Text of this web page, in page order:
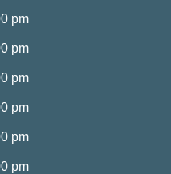
pm
pm
pm
pm
pm
pm